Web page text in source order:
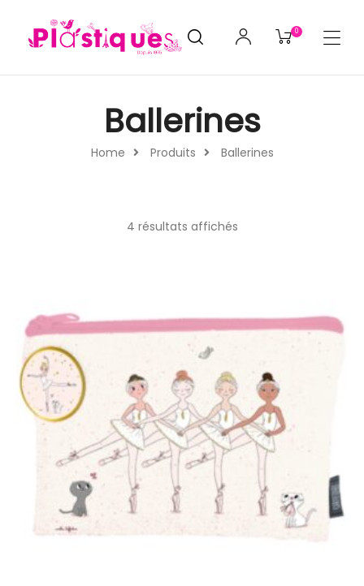
0
Home Produits Ballerines
Ballerines
4 résultats affichés